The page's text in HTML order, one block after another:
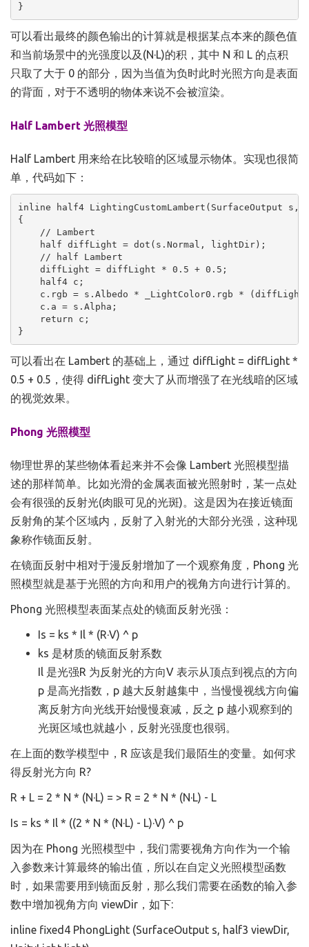
}
可以看出最终的颜色输出的计算就是根据某点本来的颜色值
和当前场景中的光强度以及(N·L)的积，其中 N 和 L 的点积
只取了大于 0 的部分，因为当值为负时此时光照方向是表面
的背面，对于不透明的物体来说不会被渲染。
Half Lambert 光照模型
Half Lambert 用来给在比较暗的区域显示物体。实现也很简
单，代码如下：
inline half4 LightingCustomLambert(SurfaceOutput
{
    // Lambert
    half diffLight = dot(s.Normal, lightDir);
    // half Lambert
    diffLight = diffLight * 0.5 + 0.5;
    half4 c;
c.rgb = s.Albedo * _LightColor0.rgb * (diffLight
    c.a = s.Alpha;
    return c;
}
可以看出在 Lambert 的基础上，通过 diffLight = diffLight *
0.5 + 0.5，使得 diffLight 变大了从而增强了在光线暗的区域
的视觉效果。
Phong 光照模型
物理世界的某些物体看起来并不会像 Lambert 光照模型描
述的那样简单。比如光滑的金属表面被光照射时，某一点处
会有很强的反射光(肉眼可见的光斑)。这是因为在接近镜面
反射角的某个区域内，反射了入射光的大部分光强，这种现
象称作镜面反射。
在镜面反射中相对于漫反射增加了一个观察角度，Phong 光
照模型就是基于光照的方向和用户的视角方向进行计算的。
Phong 光照模型表面某点处的镜面反射光强：
Is = ks * Il * (R·V) ^ p
ks 是材质的镜面反射系数
Il 是光强R 为反射光的方向V 表示从顶点到视点的方向
p 是高光指数，p 越大反射越集中，当慢慢视线方向偏
离反射方向光线开始慢慢衰减，反之 p 越小观察到的
光斑区域也就越小，反射光强度也很弱。
在上面的数学模型中，R 应该是我们最陌生的变量。如何求
得反射光方向 R?
R + L = 2 * N * (N·L) = > R = 2 * N * (N·L) - L
Is = ks * Il * ((2 * N * (N·L) - L)·V) ^ p
因为在 Phong 光照模型中，我们需要视角方向作为一个输
入参数来计算最终的输出值，所以在自定义光照模型函数
时，如果需要用到镜面反射，那么我们需要在函数的输入参
数中增加视角方向 viewDir，如下:
inline fixed4 PhongLight (SurfaceOutput s, half3 viewDir,